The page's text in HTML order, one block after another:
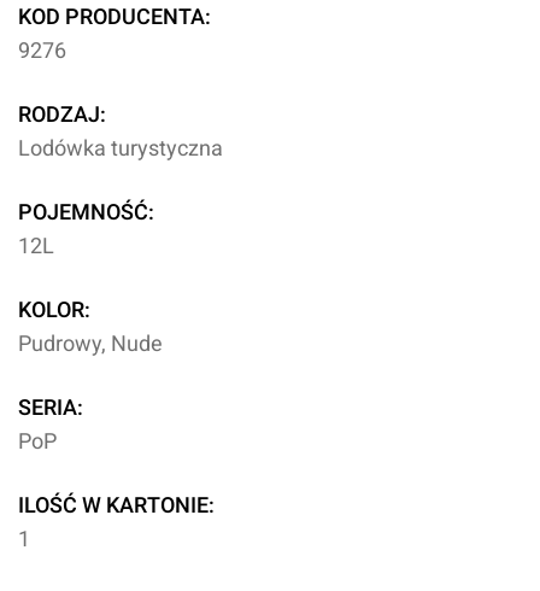
KOD PRODUCENTA:
9276
RODZAJ:
Lodówka turystyczna
POJEMNOŚĆ:
12L
KOLOR:
Pudrowy, Nude
SERIA:
PoP
ILOŚĆ W KARTONIE:
1